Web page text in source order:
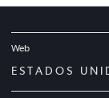
Web
ESTADOS